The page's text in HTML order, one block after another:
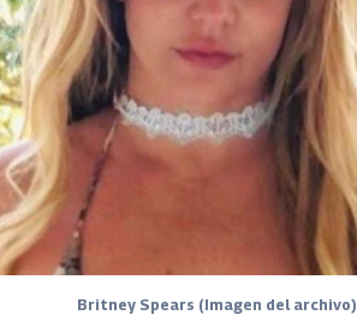
Britney Spears (Imagen del archivo)